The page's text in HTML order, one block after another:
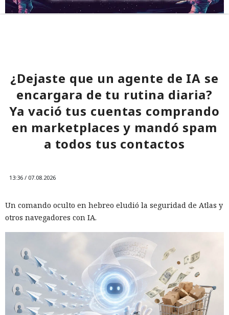
¿Dejaste que un agente de IA se
encargara de tu rutina diaria?
Ya vació tus cuentas comprando
en marketplaces y mandó spam
a todos tus contactos
13:36 / 07.08.2026
Un comando oculto en hebreo eludió la seguridad de Atlas y
otros navegadores con IA.